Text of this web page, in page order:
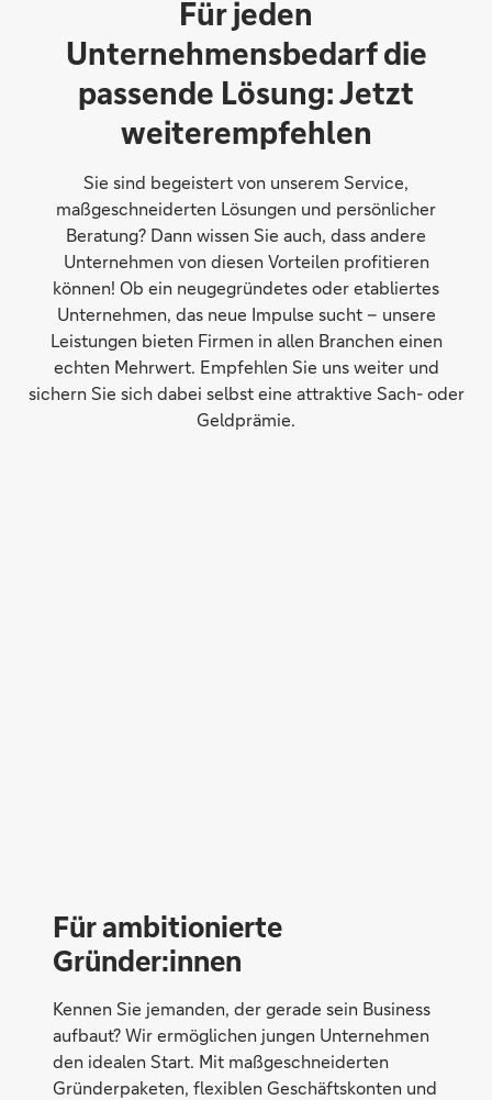
Für jeden
Unternehmensbedarf die
passende Lösung: Jetzt
weiterempfehlen
Sie sind begeistert von unserem Service,
maßgeschneiderten Lösungen und persönlicher
Beratung? Dann wissen Sie auch, dass andere
Unternehmen von diesen Vorteilen profitieren
können! Ob ein neugegründetes oder etabliertes
Unternehmen, das neue Impulse sucht – unsere
Leistungen bieten Firmen in allen Branchen einen
echten Mehrwert. Empfehlen Sie uns weiter und
sichern Sie sich dabei selbst eine attraktive Sach- oder
Geldprämie.
Für ambi­tio­nierte
Gründer:innen
Kennen Sie jemanden, der gerade sein Business
aufbaut? Wir ermöglichen jungen Unternehmen
den idealen Start. Mit maßgeschneiderten
Gründerpaketen, flexiblen Geschäftskonten und